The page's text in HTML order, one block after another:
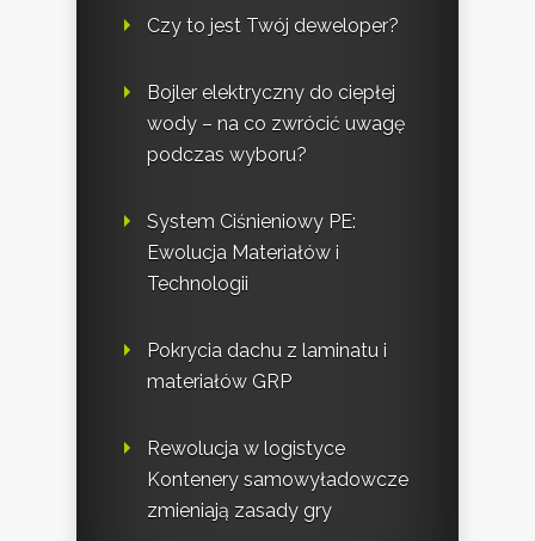
Czy to jest Twój deweloper?
Bojler elektryczny do ciepłej
wody – na co zwrócić uwagę
podczas wyboru?
System Ciśnieniowy PE:
Ewolucja Materiałów i
Technologii
Pokrycia dachu z laminatu i
materiałów GRP
Rewolucja w logistyce
Kontenery samowyładowcze
zmieniają zasady gry